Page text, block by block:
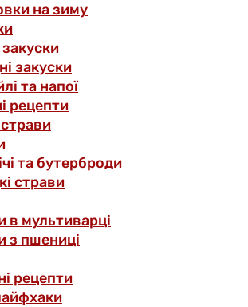
на зиму
закуски
закуски
та напої
рецепти
та бутерброди
страви
в мультиварці
з пшениці
рецепти